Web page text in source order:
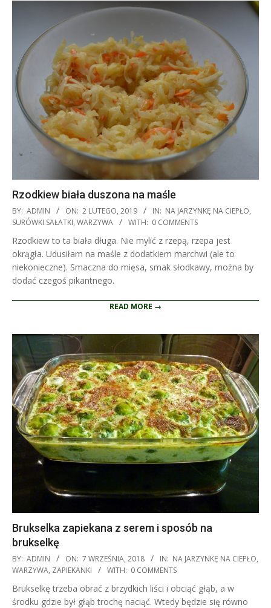
Rzodkiew biała duszona na maśle
2019-
02-
BY: ADMIN ON: 2 LUTEGO, 2019 IN: NA JARZYNKĘ NA CIEPŁO,
SURÓWKI SAŁATKI, WARZYWA WITH: 0 COMMENTS
Rzodkiew to ta biała długa. Nie mylić z rzepą, rzepa jest
okrągła. Udusiłam na maśle z dodatkiem marchwi (ale to
niekonieczne). Smaczna do mięsa, smak słodkawy, można by
dodać czegoś pikantnego.
READ MORE →
Brukselka zapiekana z serem i sposób na
brukselkę
2018-
09-
BY: ADMIN ON: 7 WRZEŚNIA, 2018 IN: NA JARZYNKĘ NA CIEPŁO,
WARZYWA, ZAPIEKANKI WITH: 0 COMMENTS
Brukselkę trzeba obrać z brzydkich liści i obciąć głąb, a w
środku gdzie był głąb trochę naciąć. Wtedy będzie się równo